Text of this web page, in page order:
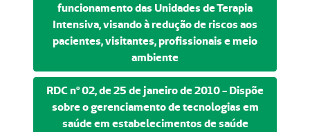
funcionamento das Unidades de Terapia
Intensiva, visando à redução de riscos aos
pacientes, visitantes, profissionais e meio
ambiente
RDC nº 02, de 25 de janeiro de 2010 - Dispõe
sobre o gerenciamento de tecnologias em
saúde em estabelecimentos de saúde